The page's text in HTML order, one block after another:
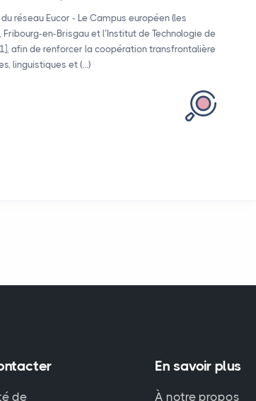
réseau Eucor - Le Campus européen (les
en-Brisgau et l’Institut de Technologie de
afin de renforcer la coopération transfrontalière
linguistiques et (…)
de
En savoir plus
À notre propos